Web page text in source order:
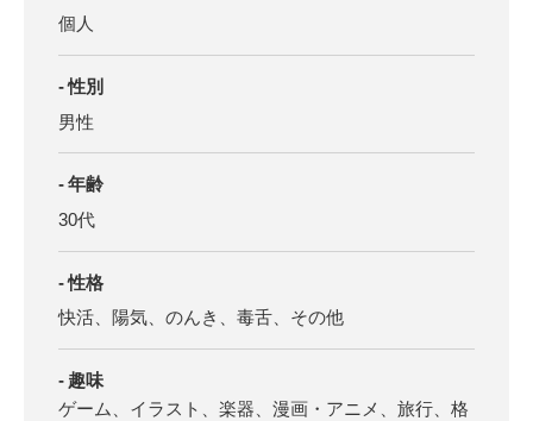
個人
性別
男性
年齢
30代
性格
快活、陽気、のんき、毒舌、その他
趣味
ゲーム、イラスト、楽器、漫画・アニメ、旅行、格